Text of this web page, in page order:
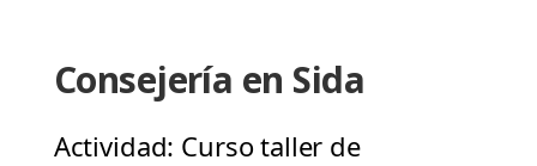
Consejería en Sida
Actividad: Curso taller de